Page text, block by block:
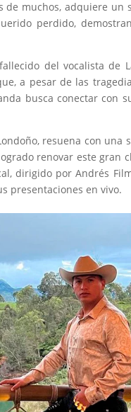
de muchos, adquiere
perdido,
del vocalista de
a pesar de las
busca conectar con
resuena con una
renovar este gran
dirigido por Andrés
presentaciones en vivo.